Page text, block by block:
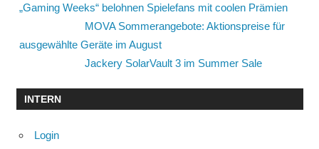
„Gaming Weeks“ belohnen Spielefans mit coolen Prämien
MOVA Sommerangebote: Aktionspreise für
ausgewählte Geräte im August
Jackery SolarVault 3 im Summer Sale
INTERN
Login